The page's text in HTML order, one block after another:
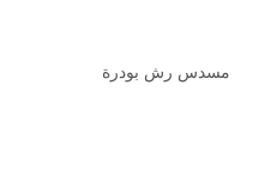
مسدس رش بودرة